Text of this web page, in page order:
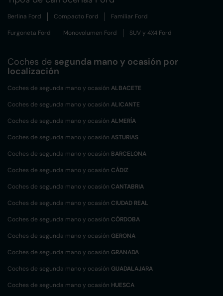
Berlina Ford Compacto Ford Familiar Ford
Furgoneta Ford Monovolumen Ford SUV y 4X4 Ford
Coches de segunda mano y ocasión por
localización
Coches de segunda mano y ocasión ALBACETE
Coches de segunda mano y ocasión ALICANTE
Coches de segunda mano y ocasión ALMERÍA
Coches de segunda mano y ocasión ASTURIAS
Coches de segunda mano y ocasión BARCELONA
Coches de segunda mano y ocasión CÁDIZ
Coches de segunda mano y ocasión CANTABRIA
Coches de segunda mano y ocasión CIUDAD REAL
Coches de segunda mano y ocasión CÓRDOBA
Coches de segunda mano y ocasión GERONA
Coches de segunda mano y ocasión GRANADA
Coches de segunda mano y ocasión GUADALAJARA
Coches de segunda mano y ocasión HUESCA